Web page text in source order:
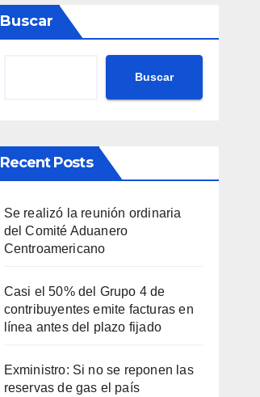
Buscar
Buscar
Recent Posts
Se realizó la reunión ordinaria
del Comité Aduanero
Centroamericano
Casi el 50% del Grupo 4 de
contribuyentes emite facturas en
línea antes del plazo fijado
Exministro: Si no se reponen las
reservas de gas el país